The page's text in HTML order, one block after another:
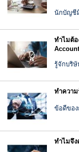
นักบัญชีมี
ทำไมต้อ
Account
รู้จักบริษั
ทำควา
ข้อดีขอ
ทำไมจึง